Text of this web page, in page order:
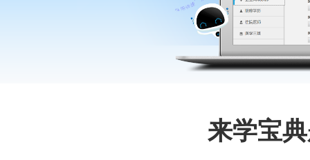
来学宝